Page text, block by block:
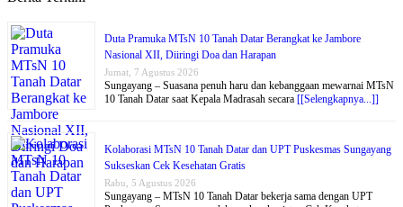
Duta Pramuka MTsN 10 Tanah Datar Berangkat ke Jambore
Nasional XII, Diiringi Doa dan Harapan
Jumat, 7 Agustus 2026
Sungayang – Suasana penuh haru dan kebanggaan mewarnai MTsN
10 Tanah Datar saat Kepala Madrasah secara [[Selengkapnya...]]
Kolaborasi MTsN 10 Tanah Datar dan UPT Puskesmas Sungayang
Sukseskan Cek Kesehatan Gratis
Rabu, 5 Agustus 2026
Sungayang – MTsN 10 Tanah Datar bekerja sama dengan UPT